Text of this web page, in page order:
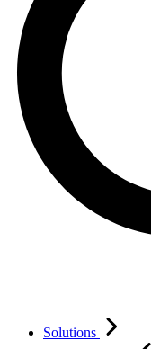
Solutions